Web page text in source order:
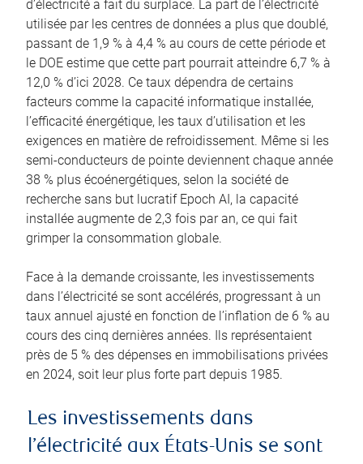
d’électricité a fait du surplace. La part de l’électricité
utilisée par les centres de données a plus que doublé,
passant de 1,9 % à 4,4 % au cours de cette période et
le DOE estime que cette part pourrait atteindre 6,7 % à
12,0 % d’ici 2028. Ce taux dépendra de certains
facteurs comme la capacité informatique installée,
l’efficacité énergétique, les taux d’utilisation et les
exigences en matière de refroidissement. Même si les
semi-conducteurs de pointe deviennent chaque année
38 % plus écoénergétiques, selon la société de
recherche sans but lucratif Epoch AI, la capacité
installée augmente de 2,3 fois par an, ce qui fait
grimper la consommation globale.
Face à la demande croissante, les investissements
dans l’électricité se sont accélérés, progressant à un
taux annuel ajusté en fonction de l’inflation de 6 % au
cours des cinq dernières années. Ils représentaient
près de 5 % des dépenses en immobilisations privées
en 2024, soit leur plus forte part depuis 1985.
Les investissements dans
l’électricité aux États-Unis se sont